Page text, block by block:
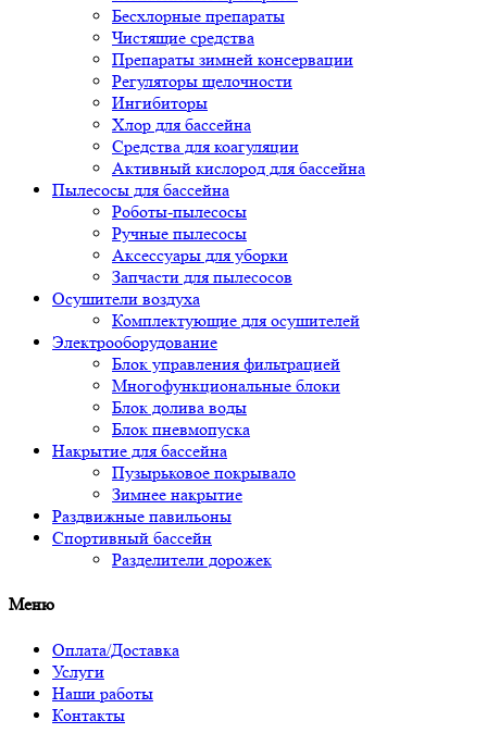
Бесхлорные препараты
Чистящие средства
Препараты зимней консервации
Регуляторы щелочности
Ингибиторы
Хлор для бассейна
Средства для коагуляции
Активный кислород для бассейна
Пылесосы для бассейна
Роботы-пылесосы
Ручные пылесосы
Аксессуары для уборки
Запчасти для пылесосов
Осушители воздуха
Комплектующие для осушителей
Электрооборудование
Блок управления фильтрацией
Многофункциональные блоки
Блок долива воды
Блок пневмопуска
Накрытие для бассейна
Пузырьковое покрывало
Зимнее накрытие
Раздвижные павильоны
Спортивный бассейн
Разделители дорожек
Меню
Оплата/Доставка
Услуги
Наши работы
Контакты